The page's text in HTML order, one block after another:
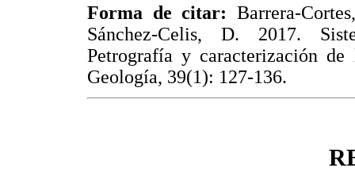
Forma de citar: Barrera-
Sánchez-Celis, D. 2017.
Petrografía y caracterización
Geología, 39(1): 127-136.